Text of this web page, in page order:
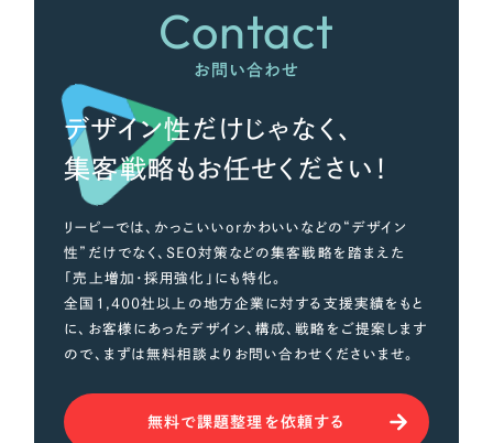
Contact
お問い合わせ
デザイン性だけじゃなく、
集客戦略もお任せください！
リーピーでは、かっこいいorかわいいなどの“デザイン
性”だけでなく、SEO対策などの集客戦略を踏まえた
「売上増加・採用強化」にも特化。
全国1,400社以上の地方企業に対する支援実績をもと
に、お客様にあったデザイン、構成、戦略をご提案します
ので、まずは無料相談よりお問い合わせくださいませ。
無料で課題整理を依頼する